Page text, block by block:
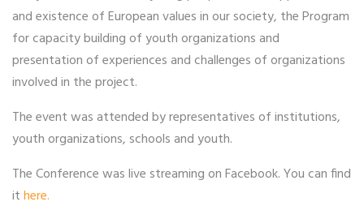
and existence of European values in our society, the Program
for capacity building of youth organizations and
presentation of experiences and challenges of organizations
involved in the project.
The event was attended by representatives of institutions,
youth organizations, schools and youth.
The Conference was live streaming on Facebook. You can find
ithere.